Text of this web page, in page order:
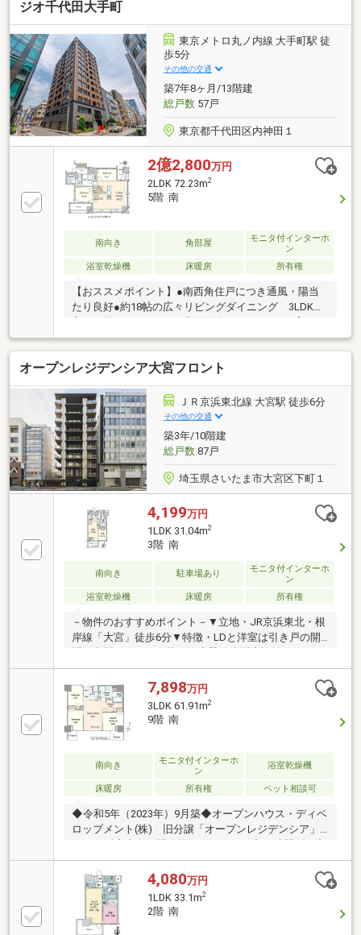
ゴミ出し可能▼設備・床暖房(LD部分)・浄水器・浴室
乾燥機・タンクレストイレ・オートロック▼周辺環
境・マルエツ東上野店 徒歩3分(約200m)・台東区役所
徒歩4分(約280m)■ ご希望の住まい探しをお手伝いし
ます ━━━━━・・・物件の詳細・ご相談はお気軽に
お問い合わせください。
ジオ千代田大手町
東京メトロ丸ノ内線 大手町駅 徒
歩5分
その他の交通
築7年8ヶ月/13階建
総戸数57戸
東京都千代田区内神田１
2億2,800万円
2LDK 72.23m2
5階 南
南向き 角部屋
モニタ付インターホ
ン
浴室乾燥機
床暖房 所有権
【おススメポイント】●南西角住戸につき通風・陽当
たり良好●約18帖の広々リビングダイニング 3LDKへ
（※細則有）【充実の設備・仕様】■ディスポーザー排
水処理システム■ビルトイン浄水器■食器洗い乾燥機■
保温浴槽■低床式浴槽■追いだき機能付セミオートバス
■トリプルセキュリティ■24時間遠隔監視システム■二
重床・二重天井・天井カセット型エアコン（LD部分）
■ガス温水式床暖房（LD部分）■フルフラット設計■24
時間換気システム■LOW-E複層ガラス
オープンレジデンシア大宮フロント
ＪＲ京浜東北線 大宮駅 徒歩6分
その他の交通
築3年/10階建
総戸数87戸
埼玉県さいたま市大宮区下町１
4,199万円
1LDK 31.04m2
3階 南
南向き 駐車場あり
モニタ付インターホ
ン
浴室乾燥機
床暖房 所有権
－物件のおすすめポイント－▼立地・JR京浜東北・根
岸線「大宮」徒歩6分▼特徴・LDと洋室は引き戸の開
ン・各居室・洗面室に収納を配置・カメラ付オートロ
ック・モニタ付エレベーター採用▼設備・床暖房
(LD)・浴室乾燥機・非接触キーシステム・宅配ボック
ス▼2026年7月室内リフォーム内容・全室クロス張
替・LED照明取付、ハウスクリーニング▼周辺環境・
ファミリーマート大宮仲町二丁目店 徒歩1分(約80m)■
ご希望の住まい探しをお手伝いします
━━━━━・・・物件の詳細・ご相談はお気軽にお問
い合わせください。
7,898万円
3LDK 61.91m2
9階 南
南向き
モニタ付インターホ
ン
浴室乾燥機
床暖房 所有権 ペット相談可
◆令和5年（2023年）9月築◆オープンハウス・ディベ
ロップメント(株) 旧分譲「オープンレジデンシア」
し可能◆ペット飼育可（使用細則有）◆二重構造の
床・天井◆設計・建設住宅性能証明書取得◆宅配ロッ
カー付き◆光ファイバーインターネット （つなぐネ
ットコミュニケーションズ）◆新規リフォーム実施
※2026年6月完了
4,080万円
1LDK 33.1m2
2階 南